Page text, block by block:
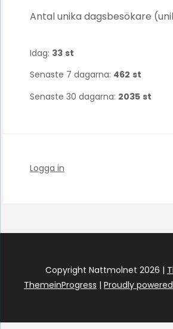
Antal unika dagsbesökare
Idag: 33 st
Senaste 7 dagarna: 462 st
Senaste 30 dagarna: 2035 st
Logga in
Copyright Nattmolnet 2026 |
ThemeinProgress | Proudly